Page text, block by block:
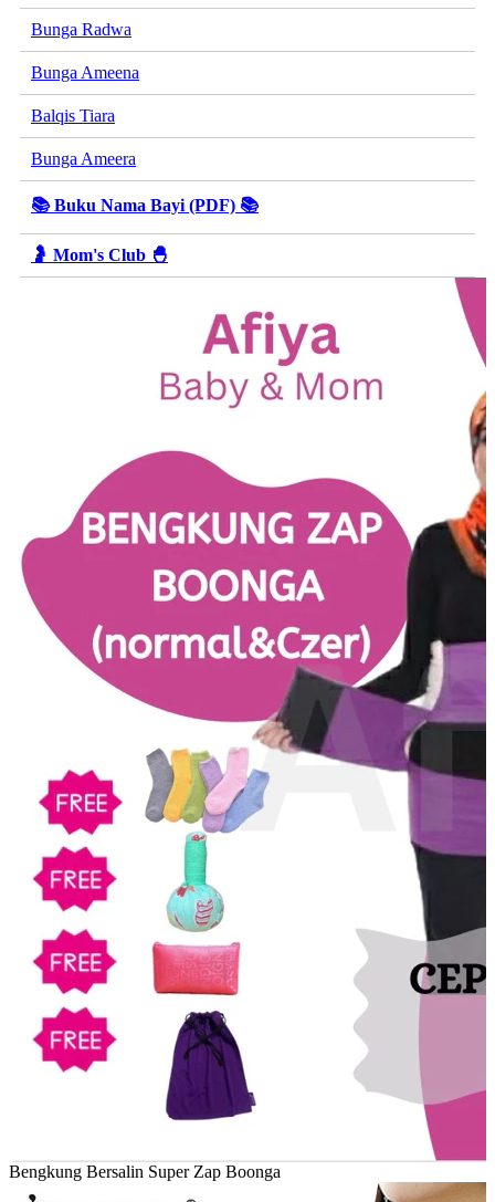
Bunga Radwa
Bunga Ameena
Balqis Tiara
Bunga Ameera
📚 Buku Nama Bayi (PDF) 📚
🤰 Mom's Club 🐣
Bengkung Bersalin Super Zap Boonga